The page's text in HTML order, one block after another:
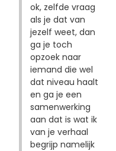
ok, zelfde vraag
als je dat van
jezelf weet, dan
ga je toch
opzoek naar
iemand die wel
dat niveau haalt
en ga je een
samenwerking
aan dat is wat ik
van je verhaal
begrijp namelijk